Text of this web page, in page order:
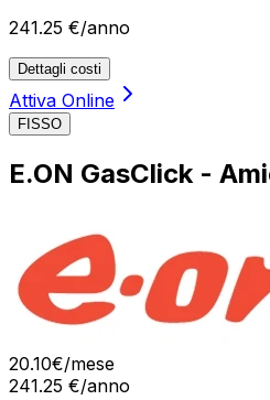
241.25 €/anno
Dettagli costi
Attiva Online
FISSO
E.ON GasClick -
20.10€/mese
241.25 €/anno